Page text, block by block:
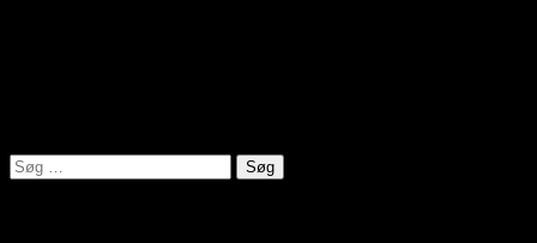
Søg
efter: